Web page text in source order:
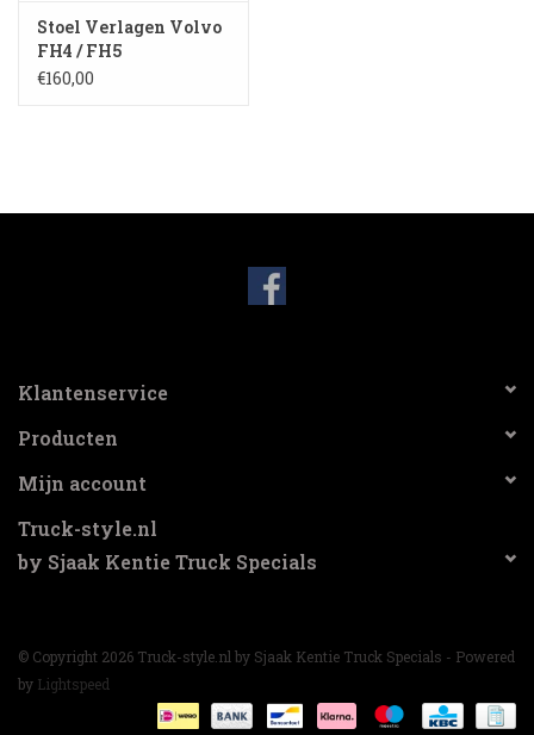
Shop
3-spaak stuurwiel
Stoel Verlagen Volvo
FH4 / FH5
€160,00
Klantenservice
Producten
Mijn account
Truck-style.nl
by Sjaak Kentie Truck Specials
© Copyright 2026 Truck-style.nl by Sjaak Kentie Truck Specials - Powered
by Lightspeed